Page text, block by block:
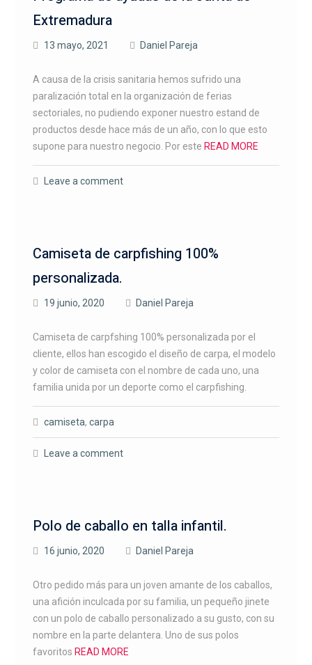
Extremadura
13 mayo, 2021 Daniel Pareja
A causa de la crisis sanitaria hemos sufrido una
paralización total en la organización de ferias
sectoriales, no pudiendo exponer nuestro estand de
productos desde hace más de un año, con lo que esto
supone para nuestro negocio. Por este READ MORE
Leave a comment
Camiseta de carpfishing 100%
personalizada.
19 junio, 2020 Daniel Pareja
Camiseta de carpfshing 100% personalizada por el
cliente, ellos han escogido el diseño de carpa, el modelo
y color de camiseta con el nombre de cada uno, una
familia unida por un deporte como el carpfishing.
camiseta, carpa
Leave a comment
Polo de caballo en talla infantil.
16 junio, 2020 Daniel Pareja
Otro pedido más para un joven amante de los caballos,
una afición inculcada por su familia, un pequeño jinete
con un polo de caballo personalizado a su gusto, con su
nombre en la parte delantera. Uno de sus polos
favoritos READ MORE